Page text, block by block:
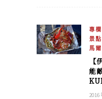
專欄
景
馬
能
2016